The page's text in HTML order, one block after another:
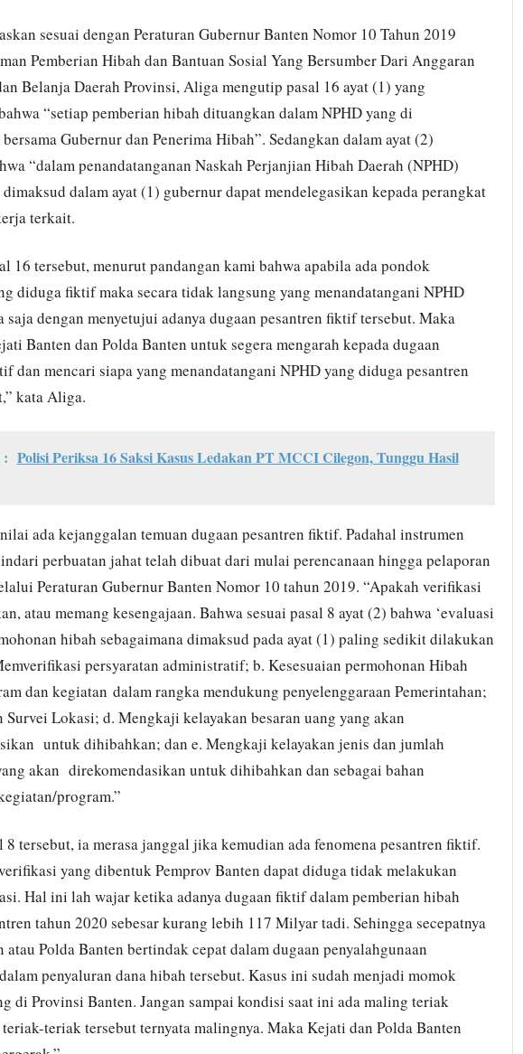
sesuai dengan Peraturan Gubernur Banten Nomor 10 Tahun 2019
Pemberian Hibah dan Bantuan Sosial Yang Bersumber Dari Anggaran
Belanja Daerah Provinsi, Aliga mengutip pasal 16 ayat (1) yang
“setiap pemberian hibah dituangkan dalam NPHD yang di
Gubernur dan Penerima Hibah”. Sedangkan dalam ayat (2)
“dalam penandatanganan Naskah Perjanjian Hibah Daerah (NPHD)
dimaksud dalam ayat (1) gubernur dapat mendelegasikan kepada perangkat
terkait.
16 tersebut, menurut pandangan kami bahwa apabila ada pondok
diduga fiktif maka secara tidak langsung yang menandatangani NPHD
saja dengan menyetujui adanya dugaan pesantren fiktif tersebut. Maka
Banten dan Polda Banten untuk segera mengarah kepada dugaan
dan mencari siapa yang menandatangani NPHD yang diduga pesantren
kata Aliga.
: Polisi Periksa 16 Saksi Kasus Ledakan PT MCCI Cilegon, Tunggu Hasil
ada kejanggalan temuan dugaan pesantren fiktif. Padahal instrumen
perbuatan jahat telah dibuat dari mulai perencanaan hingga pelaporan
Peraturan Gubernur Banten Nomor 10 tahun 2019. “Apakah verifikasi
atau memang kesengajaan. Bahwa sesuai pasal 8 ayat (2) bahwa ‘evaluasi
hibah sebagaimana dimaksud pada ayat (1) paling sedikit dilakukan
persyaratan administratif; b. Kesesuaian permohonan Hibah
dan kegiatan dalam rangka mendukung penyelenggaraan Pemerintahan;
Survei Lokasi; d. Mengkaji kelayakan besaran uang yang akan
untuk dihibahkan; dan e. Mengkaji kelayakan jenis dan jumlah
akan direkomendasikan untuk dihibahkan dan sebagai bahan
program.”
8 tersebut, ia merasa janggal jika kemudian ada fenomena pesantren fiktif.
yang dibentuk Pemprov Banten dapat diduga tidak melakukan
Hal ini lah wajar ketika adanya dugaan fiktif dalam pemberian hibah
tahun 2020 sebesar kurang lebih 117 Milyar tadi. Sehingga secepatnya
Polda Banten bertindak cepat dalam dugaan penyalahgunaan
penyaluran dana hibah tersebut. Kasus ini sudah menjadi momok
di Provinsi Banten. Jangan sampai kondisi saat ini ada maling teriak
teriak tersebut ternyata malingnya. Maka Kejati dan Polda Banten